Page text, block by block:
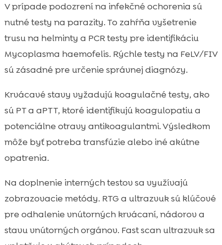
V prípade podozrení na infekčné ochorenia sú
nutné testy na parazity. To zahŕňa vyšetrenie
trusu na helminty a PCR testy pre identifikáciu
Mycoplasma haemofelis. Rýchle testy na FeLV/FIV
sú zásadné pre určenie správnej diagnózy.
Krvácavé stavy vyžadujú koagulačné testy, ako
sú PT a aPTT, ktoré identifikujú koagulopatiu a
potenciálne otravy antikoagulantmi. Výsledkom
môže byť potreba transfúzie alebo iné akútne
opatrenia.
Na doplnenie interných testov sa využívajú
zobrazovacie metódy. RTG a ultrazvuk sú klúčové
pre odhalenie vnútorných krvácaní, nádorov a
stavu vnútorných orgánov. Fast scan ultrazvuk sa